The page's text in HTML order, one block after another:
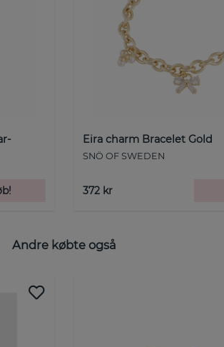
Eira charm Bracelet Gold
SNÖ OF SWEDEN
372 kr
Andre købte også